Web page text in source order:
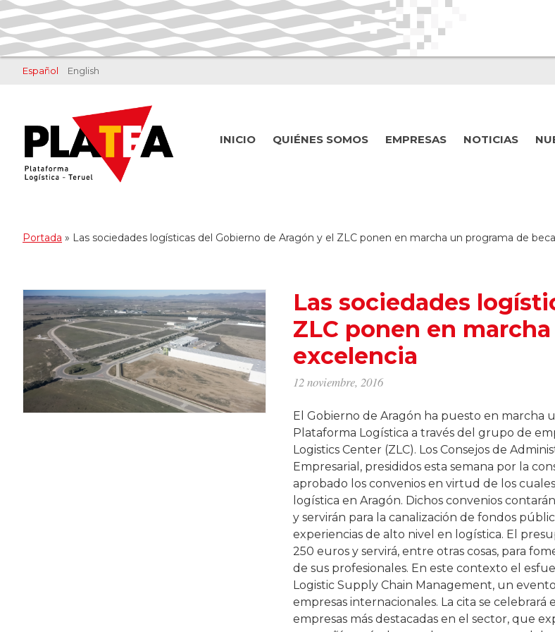
Saltar
al
contenido
principal
Saltar
al
pie
de
páginaEspañol English
INICIO QUIÉNES SOMOS EMPRESAS NOTICIAS
Portada » Las sociedades logísticas del Gobierno de Aragón y el ZLC ponen en marcha un programa de
Las sociedades
ZLC ponen en
excelencia
12 noviembre, 2016
El Gobierno de Aragón ha puesto en marcha
Plataforma Logística a través del grupo de
Logistics Center (ZLC). Los Consejos de
Empresarial, presididos esta semana por la
aprobado los convenios en virtud de los
logística en Aragón. Dichos convenios
y servirán para la canalización de fondos
experiencias de alto nivel en logística. El
250 euros y servirá, entre otras cosas, para
de sus profesionales. En este contexto el
Logistic Supply Chain Management, un
empresas internacionales. La cita se
empresas más destacadas en el sector, que